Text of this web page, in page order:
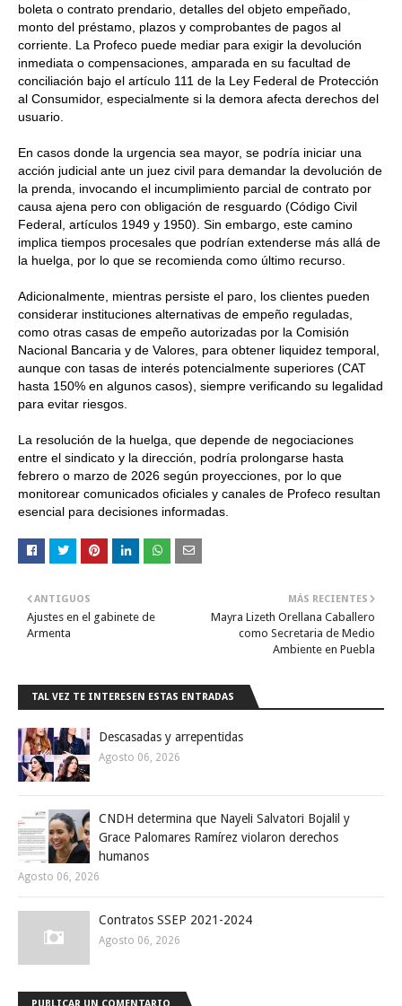
boleta o contrato prendario, detalles del objeto empeñado,
monto del préstamo, plazos y comprobantes de pagos al
corriente. La Profeco puede mediar para exigir la devolución
inmediata o compensaciones, amparada en su facultad de
conciliación bajo el artículo 111 de la Ley Federal de Protección
al Consumidor, especialmente si la demora afecta derechos del
usuario.
En casos donde la urgencia sea mayor, se podría iniciar una
acción judicial ante un juez civil para demandar la devolución de
la prenda, invocando el incumplimiento parcial de contrato por
causa ajena pero con obligación de resguardo (Código Civil
Federal, artículos 1949 y 1950). Sin embargo, este camino
implica tiempos procesales que podrían extenderse más allá de
la huelga, por lo que se recomienda como último recurso.
Adicionalmente, mientras persiste el paro, los clientes pueden
considerar instituciones alternativas de empeño reguladas,
como otras casas de empeño autorizadas por la Comisión
Nacional Bancaria y de Valores, para obtener liquidez temporal,
aunque con tasas de interés potencialmente superiores (CAT
hasta 150% en algunos casos), siempre verificando su legalidad
para evitar riesgos.
La resolución de la huelga, que depende de negociaciones
entre el sindicato y la dirección, podría prolongarse hasta
febrero o marzo de 2026 según proyecciones, por lo que
monitorear comunicados oficiales y canales de Profeco resultan
esencial para decisiones informadas.
MÁS RECIENTES
Mayra Lizeth Orellana Caballero
como Secretaria de Medio
Ambiente en Puebla
ANTIGUOS
Ajustes en el gabinete de
Armenta
TAL VEZ TE INTERESEN ESTAS ENTRADAS
Descasadas y arrepentidas
Agosto 06, 2026
CNDH determina que Nayeli Salvatori Bojalil y
Grace Palomares Ramírez violaron derechos
humanos
Agosto 06, 2026
Contratos SSEP 2021-2024
Agosto 06, 2026
PUBLICAR UN COMENTARIO